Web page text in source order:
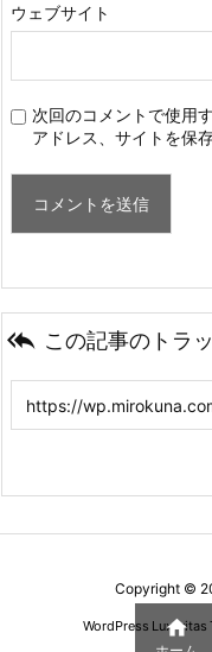
ウェブサイト
次回のコメントで使用
アドレス、サイトを保存
 この記事のトラ
Copyright ©
WordPress 